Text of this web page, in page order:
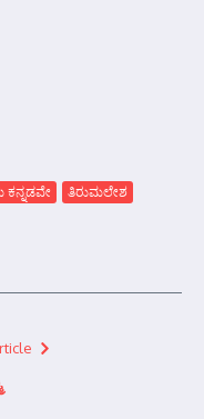
ಕನ್ನಡವೇ
ತಿರುಮಲೇಶ